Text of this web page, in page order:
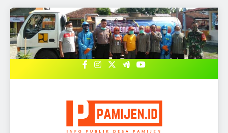
Skip
to
content